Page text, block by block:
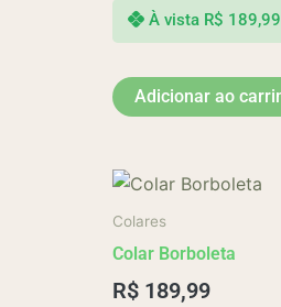
À vista R$ 189,99
Adicionar ao
Colares
Colar Borboleta
R$ 189,99